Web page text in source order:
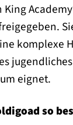
King
komplexe
eignet.
so